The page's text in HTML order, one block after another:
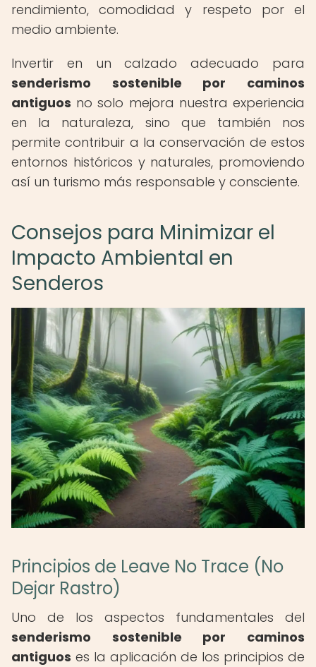
rendimiento, comodidad y respeto por el
medio ambiente.
Invertir en un calzado adecuado para
senderismo sostenible por caminos
antiguos no solo mejora nuestra experiencia
en la naturaleza, sino que también nos
permite contribuir a la conservación de estos
entornos históricos y naturales, promoviendo
así un turismo más responsable y consciente.
Consejos para Minimizar el
Impacto Ambiental en
Senderos
Principios de Leave No Trace (No
Dejar Rastro)
Uno de los aspectos fundamentales del
senderismo sostenible por caminos
antiguos es la aplicación de los principios de